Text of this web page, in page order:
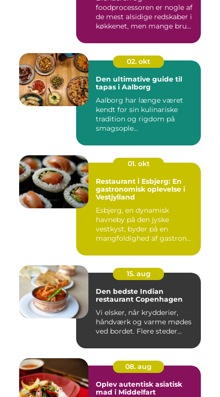
foodprocessoren er nogle af
de mest alsidige redskaber i
køkkenet, men mange bru...
02. okt
Den ultimative guide til
tapas i Aalborg
Aalborg har længe været
kendt for sin kulinariske
tradition og rigdom på
smagsople...
01. okt
Restaurant i Esbjerg: En
gastronomisk oplevelse i
Vestjylland
Esbjerg, en dynamisk
havneby på den jyske
vestkyst, byder på en
mangfoldighed af gastron...
15. aug
Den bedste Indian
restaurant Copenhagen
Vi elsker, når krydderier,
håndværk og varme mødes
ved bordet. Flere steder...
08. aug
Oplev autentisk asiatisk
mad i Middelfart